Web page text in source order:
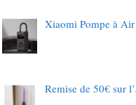
Xiaomi Pompe à
Remise de 50€ sur